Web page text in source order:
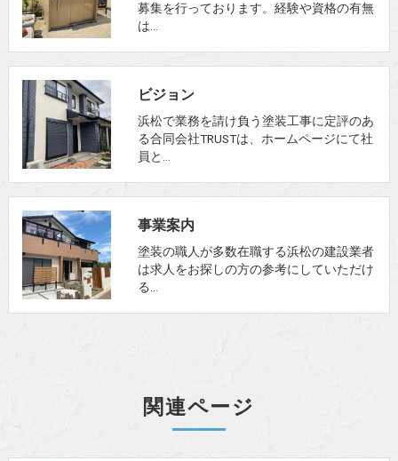
募集を行っております。経験や資格の有無
は…
ビジョン
浜松で業務を請け負う塗装工事に定評のあ
る合同会社TRUSTは、ホームページにて社
員と…
事業案内
塗装の職人が多数在職する浜松の建設業者
は求人をお探しの方の参考にしていただけ
る…
関連ページ